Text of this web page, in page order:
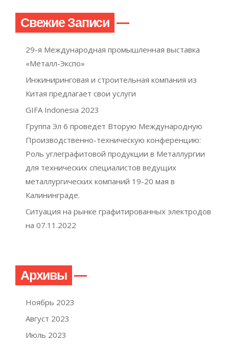
Свежие Записи
29-я Международная промышленная выставка
«Металл-Экспо»
Инжиниринговая и строительная компания из
Китая предлагает свои услуги
GIFA Indonesia 2023
Группа Эл 6 проведет Вторую Международную
Производственно-техническую конференцию:
Роль углеграфитовой продукции в Металлургии
для технических специалистов ведущих
металлургических компаний 19-20 мая в
Калининграде.
Ситуация на рынке графитированных электродов
на 07.11.2022
Архивы
Ноябрь 2023
Август 2023
Июль 2023